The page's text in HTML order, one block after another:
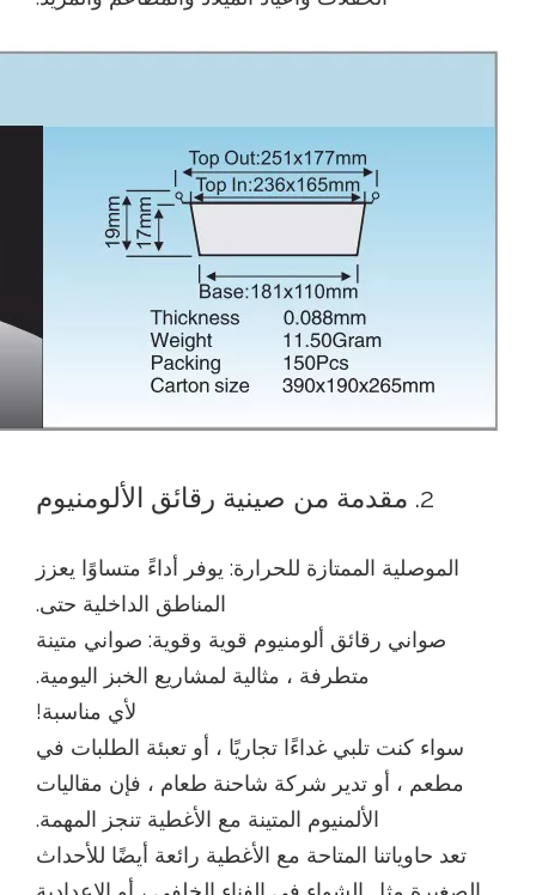
2. مقدمة من صينية رقائق الألومنيوم
الموصلية الممتازة للحرارة: يوفر أداءً متساوًا يعزز
المناطق الداخلية حتى.
صواني رقائق ألومنيوم قوية وقوية: صواني متينة
متطرفة ، مثالية لمشاريع الخبز اليومية.
لأي مناسبة!
سواء كنت تلبي غداءًا تجاريًا ، أو تعبئة الطلبات في
مطعم ، أو تدير شركة شاحنة طعام ، فإن مقاليات
الألمنيوم المتينة مع الأغطية تنجز المهمة.
تعد حاوياتنا المتاحة مع الأغطية رائعة أيضًا للأحداث